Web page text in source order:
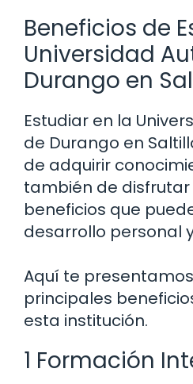
Beneficios de
Universidad
Durango en
Estudiar en la
de Durango en
de adquirir
también de disfrutar
beneficios que
desarrollo personal
Aquí te
principales
esta institución.
1 Formación